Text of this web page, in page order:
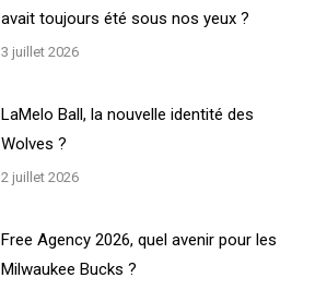
avait toujours été sous nos yeux ?
3 juillet 2026
LaMelo Ball, la nouvelle identité des
Wolves ?
2 juillet 2026
Free Agency 2026, quel avenir pour les
Milwaukee Bucks ?